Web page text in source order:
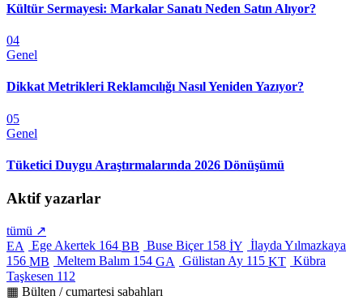
Kültür Sermayesi: Markalar Sanatı Neden Satın Alıyor?
04
Genel
Dikkat Metrikleri Reklamcılığı Nasıl Yeniden Yazıyor?
05
Genel
Tüketici Duygu Araştırmalarında 2026 Dönüşümü
Aktif yazarlar
tümü ↗
EA
Ege Akertek 164 BB Buse Biçer 158 İY İlayda Yılmazkaya
156 MB Meltem Balım 154 GA Gülistan Ay 115 KT Kübra
Taşkesen 112
▦ Bülten / cumartesi sabahları